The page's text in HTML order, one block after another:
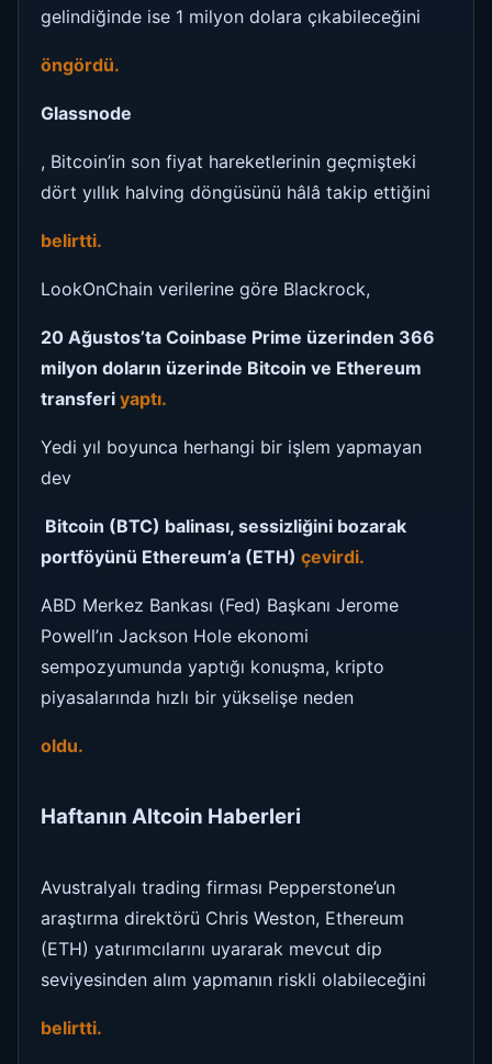
gelindiğinde ise 1 milyon dolara çıkabileceğini
öngördü.
Glassnode
, Bitcoin’in son fiyat hareketlerinin geçmişteki
dört yıllık halving döngüsünü hâlâ takip ettiğini
belirtti.
LookOnChain verilerine göre Blackrock,
20 Ağustos’ta Coinbase Prime üzerinden 366
milyon doların üzerinde Bitcoin ve Ethereum
transferi yaptı.
Yedi yıl boyunca herhangi bir işlem yapmayan
dev
Bitcoin (BTC) balinası, sessizliğini bozarak
portföyünü Ethereum’a (ETH) çevirdi.
ABD Merkez Bankası (Fed) Başkanı Jerome
Powell’ın Jackson Hole ekonomi
sempozyumunda yaptığı konuşma, kripto
piyasalarında hızlı bir yükselişe neden
oldu.
Haftanın Altcoin Haberleri
Avustralyalı trading firması Pepperstone’un
araştırma direktörü Chris Weston, Ethereum
(ETH) yatırımcılarını uyararak mevcut dip
seviyesinden alım yapmanın riskli olabileceğini
belirtti.